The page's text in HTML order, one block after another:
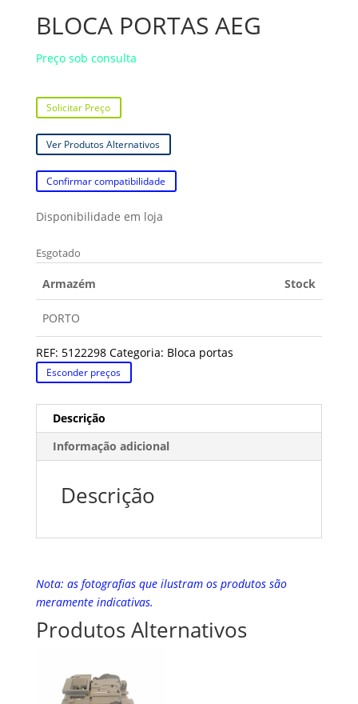
BLOCA PORTAS AEG
Preço sob consulta
Solicitar Preço
Ver Produtos Alternativos
Confirmar compatibilidade
Disponibilidade em loja
Esgotado
Armazém Stock
PORTO
REF: 5122298 Categoria: Bloca portas
Esconder preços
Descrição
Informação adicional
Descrição
Nota: as fotografias que ilustram os produtos são
meramente indicativas.
Produtos Alternativos